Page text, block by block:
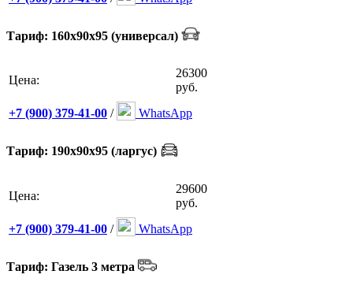
Тариф: 160х90х95 (универсал)
Цена:
26300
руб.
+7 (900) 379-41-00 / WhatsApp
Тариф: 190х90х95 (ларгус)
Цена:
29600
руб.
+7 (900) 379-41-00 / WhatsApp
Тариф: Газель 3 метра